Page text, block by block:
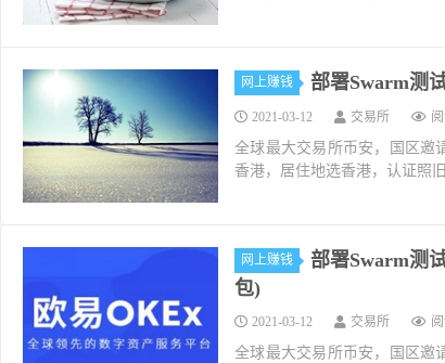
网上赚钱 部署Swarm测
2021-03-12 交易所
全球最大交易所币安，国区邀
香港，居住地选香港，认证照
网上赚钱
部署Swarm测
包)
2021-03-12 交易所
全球最大交易所币安，国区邀